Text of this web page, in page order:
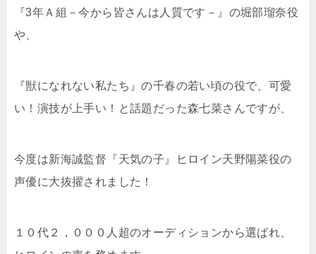
『3年Ａ組－今から皆さんは人質です－』の堀部瑠奈役
や、
『獣になれない私たち』の千春の若い頃の役で、可愛
い！演技が上手い！と話題だった森七菜さんですが、
今度は新海誠監督『天気の子』ヒロイン天野陽菜役の
声優に大抜擢されました！
１０代２，０００人超のオーディションから選ばれ、